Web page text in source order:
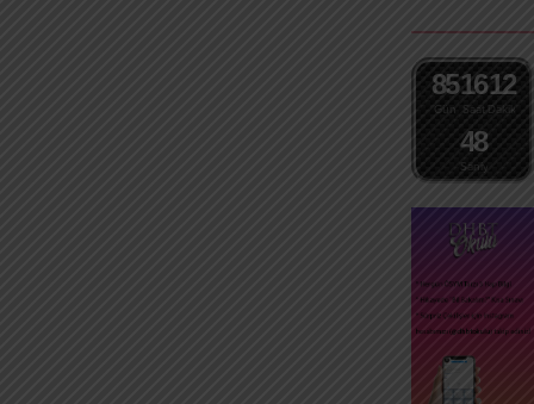
Gün
85
Saat
16
Dakika
12
Saniye
47
8